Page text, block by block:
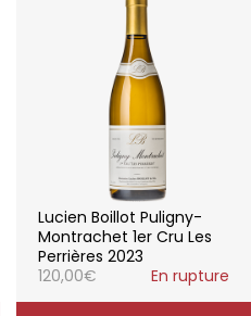
Lucien Boillot Puligny-
Montrachet 1er Cru Les
Perrières 2023
120,00€ En rupture